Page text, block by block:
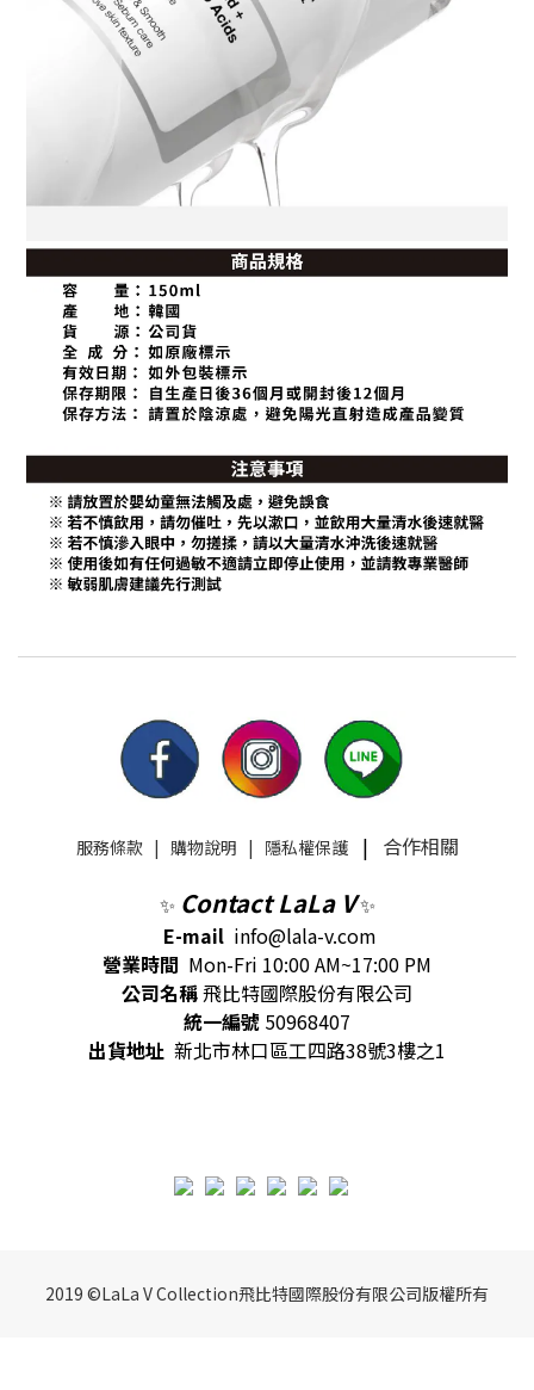
服務條款| 購物說明 | 隱私權保護| 合作相關
✨ Contact LaLa V✨
E-mail info@lala-v.com
營業時間 Mon-Fri 10:00 AM~17:00 PM
公司名稱飛比特國際股份有限公司
統一編號 50968407
出貨地址 新北市林口區工四路38號3樓之1
2019 ©LaLa V Collection飛比特國際股份有限公司版權所有